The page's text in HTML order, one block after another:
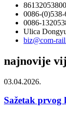
0086-(0)538-
0086-
Ulica
biz@com-
najnovije
03.04.2026.
Sažetak prvog